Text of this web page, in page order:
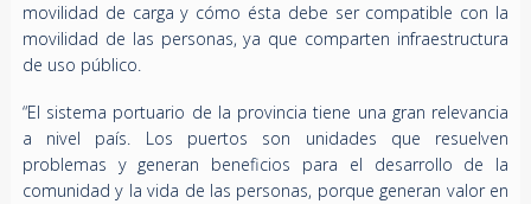
movilidad de carga y cómo ésta debe ser compatible con la
movilidad de las personas, ya que comparten infraestructura
de uso público.
“El sistema portuario de la provincia tiene una gran relevancia
a nivel país. Los puertos son unidades que resuelven
problemas y generan beneficios para el desarrollo de la
comunidad y la vida de las personas, porque generan valor en